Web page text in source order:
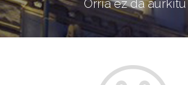
Orria ez da aurkitu